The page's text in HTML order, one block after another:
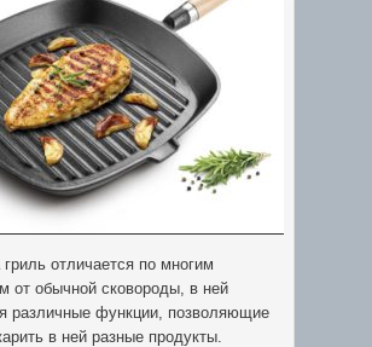
отличается по многим
от обычной сковороды, в ней
различные функции, позволяющие
в ней разные продукты.